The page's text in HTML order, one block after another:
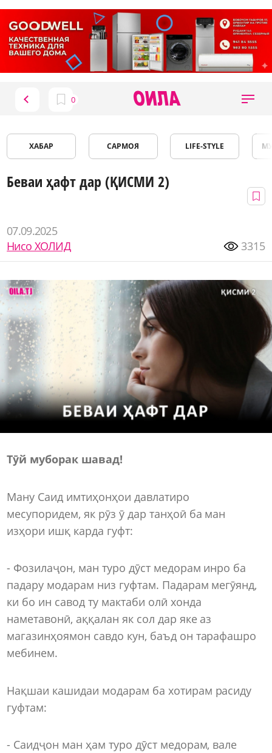
ХАБАР САРМОЯ LIFE-STYLE
Беваи ҳафт дар (ҚИСМИ 2)
07.09.2025
Нисо ХОЛИД
3315
Тӯй муборак шавад!
Ману Саид имтиҳонҳои давлатиро
месупоридем, як рӯз ӯ дар танҳоӣ ба ман
изҳори ишқ карда гуфт:
- Фозилаҷон, ман туро дӯст медорам инро ба
падару модарам низ гуфтам. Падарам мегӯянд,
ки бо ин савод ту мактаби олӣ хонда
наметавонӣ, аққалан як сол дар яке аз
магазинҳоямон савдо кун, баъд он тарафашро
мебинем.
Нақшаи кашидаи модарам ба хотирам расиду
гуфтам:
- Саидҷон ман ҳам туро дӯст медорам, вале